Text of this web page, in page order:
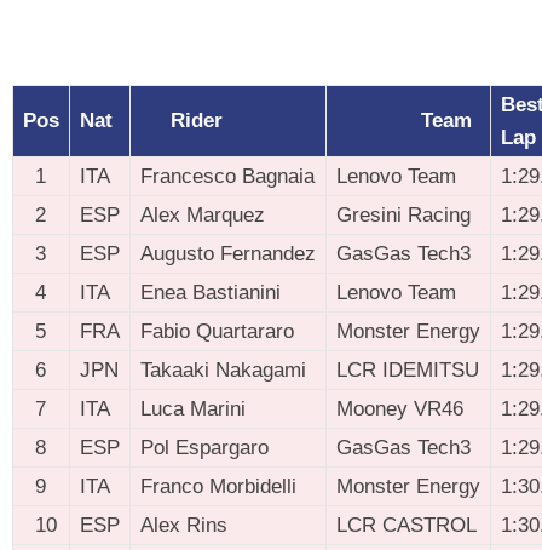
Pos Nat Rider Team
Lap
1
ITA Francesco Bagnaia Lenovo Team
2
ESP Alex Marquez Gresini Racing
3
ESP Augusto Fernandez GasGas Tech3
4
ITA Enea Bastianini Lenovo Team
5
FRA Fabio Quartararo Monster Energy
6
JPN Takaaki Nakagami LCR IDEMITSU
7
ITA Luca Marini Mooney VR46
8
ESP Pol Espargaro GasGas Tech3
9
ITA Franco Morbidelli Monster Energy
10
ESP Alex Rins LCR CASTROL